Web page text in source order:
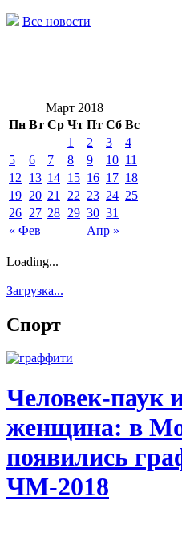
Все новости
Март 2018
Пн Вт Ср Чт Пт Сб Вс
« Фев Апр »
1 2 3
4
5
6 7 8 9 10 11
12
13 14 15 16 17 18
19 20 21 22 23 24 25
26 27 28 29 30 31
Loading...
Загрузка...
Спорт
Человек-паук
женщина: в
появились
ЧМ-2018